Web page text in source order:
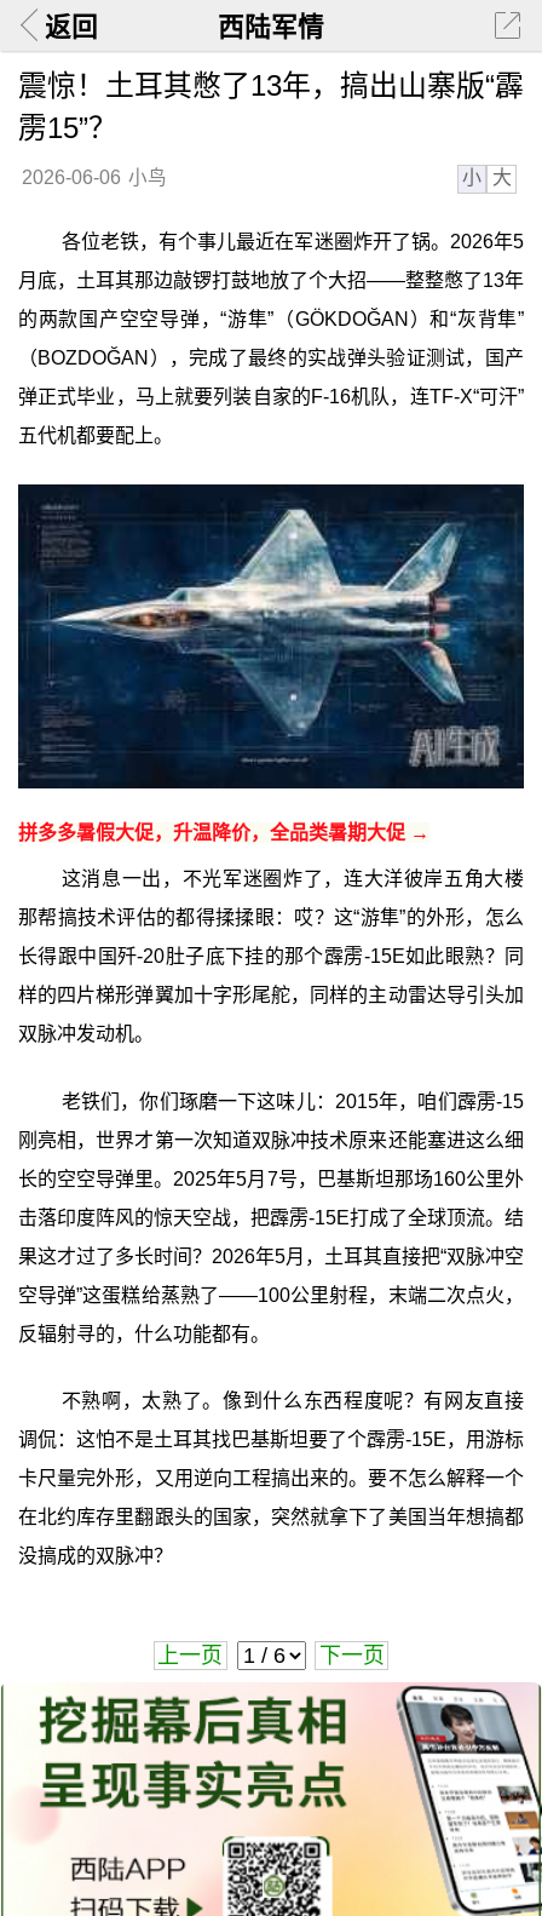
返回 西陆军情
震惊！土耳其憋了13年，搞出山寨版“霹
雳15”？
2026-06-06 小鸟 小 大
各位老铁，有个事儿最近在军迷圈炸开了锅。2026年5
月底，土耳其那边敲锣打鼓地放了个大招——整整憋了13年
的两款国产空空导弹，“游隼”（GÖKDOĞAN）和“灰背隼”
（BOZDOĞAN），完成了最终的实战弹头验证测试，国产
弹正式毕业，马上就要列装自家的F-16机队，连TF-X“可汗”
五代机都要配上。
拼多多暑假大促，升温降价，全品类暑期大促 →
这消息一出，不光军迷圈炸了，连大洋彼岸五角大楼
那帮搞技术评估的都得揉揉眼：哎？这“游隼”的外形，怎么
长得跟中国歼-20肚子底下挂的那个霹雳-15E如此眼熟？同
样的四片梯形弹翼加十字形尾舵，同样的主动雷达导引头加
双脉冲发动机。
老铁们，你们琢磨一下这味儿：2015年，咱们霹雳-15
刚亮相，世界才第一次知道双脉冲技术原来还能塞进这么细
长的空空导弹里。2025年5月7号，巴基斯坦那场160公里外
击落印度阵风的惊天空战，把霹雳-15E打成了全球顶流。结
果这才过了多长时间？2026年5月，土耳其直接把“双脉冲空
空导弹”这蛋糕给蒸熟了——100公里射程，末端二次点火，
反辐射寻的，什么功能都有。
不熟啊，太熟了。像到什么东西程度呢？有网友直接
调侃：这怕不是土耳其找巴基斯坦要了个霹雳-15E，用游标
卡尺量完外形，又用逆向工程搞出来的。要不怎么解释一个
在北约库存里翻跟头的国家，突然就拿下了美国当年想搞都
没搞成的双脉冲？
上一页 下一页